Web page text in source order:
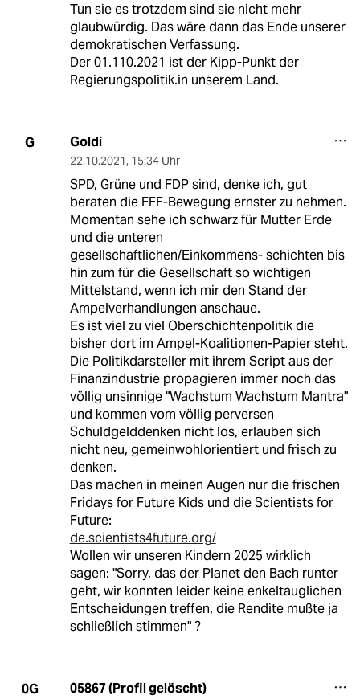
Tun sie es trotzdem sind sie nicht mehr
glaubwürdig. Das wäre dann das Ende unserer
demokratischen Verfassung.
Der 01.110.2021 ist der Kipp-Punkt der
Regierungspolitik.in unserem Land.
G Goldi
22.10.2021, 15:34 Uhr
SPD, Grüne und FDP sind, denke ich, gut
beraten die FFF-Bewegung ernster zu nehmen.
Momentan sehe ich schwarz für Mutter Erde
und die unteren
gesellschaftlichen/Einkommens- schichten bis
hin zum für die Gesellschaft so wichtigen
Mittelstand, wenn ich mir den Stand der
Ampelverhandlungen anschaue.
Es ist viel zu viel Oberschichtenpolitik die
bisher dort im Ampel-Koalitionen-Papier steht.
Die Politikdarsteller mit ihrem Script aus der
Finanzindustrie propagieren immer noch das
völlig unsinnige "Wachstum Wachstum Mantra"
und kommen vom völlig perversen
Schuldgelddenken nicht los, erlauben sich
nicht neu, gemeinwohlorientiert und frisch zu
denken.
Das machen in meinen Augen nur die frischen
Fridays for Future Kids und die Scientists for
Future:
de.scientists4future.org/
Wollen wir unseren Kindern 2025 wirklich
sagen: "Sorry, das der Planet den Bach runter
geht, wir konnten leider keine enkeltauglichen
Entscheidungen treffen, die Rendite mußte ja
schließlich stimmen" ?
0G 05867 (Profil gelöscht)